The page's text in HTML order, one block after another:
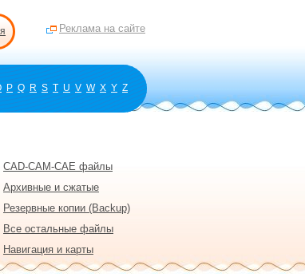
Реклама на сайте
P Q R S T U V W X Y Z
CAD-CAM-CAE файлы
Архивные и сжатые
Резервные копии (Backup)
Все остальные файлы
Навигация и карты